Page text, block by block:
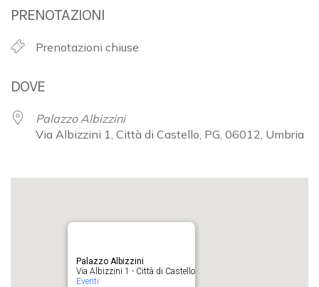
PRENOTAZIONI
Prenotazioni chiuse
DOVE
Palazzo Albizzini
Via Albizzini 1, Città di Castello, PG, 06012, Umbria
Palazzo Albizzini
Via Albizzini 1 - Città di Castello
Eventi